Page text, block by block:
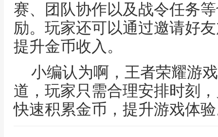
赛、团队协作以及战令任务
励。玩家还可以通过邀请好
提升金币收入。
小编认为啊，王者荣耀游
道，玩家只需合理安排时刻
快速积累金币，提升游戏体